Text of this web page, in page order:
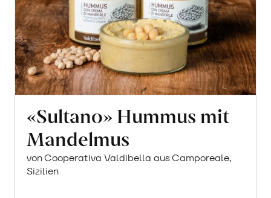
«Sultano» Hummus mit
Mandelmus
von Cooperativa Valdibella aus Camporeale,
Sizilien